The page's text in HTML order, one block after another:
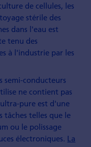
de cellules, les
stérile des
dans l'eau est
tenu des
à l'industrie par les
semi-conducteurs
ne contient pas
pure est d'une
tâches telles que le
ou le polissage
électroniques. La